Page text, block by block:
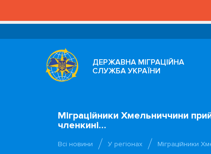
ДЕРЖАВНА МІГРАЦІЙНА
СЛУЖБА УКРАЇНИ
Міграційники Хмельниччини
членкині…
Всі новини У регіонах Міграційники